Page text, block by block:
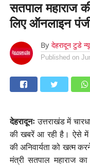
सतपाल महाराज
लिए ऑनलाइन
By देहरादून टुडे
Published on
देहरादूनःउत्तराखंड में
की खबरें आ रही है। ऐसे में
की अनिवार्यता को खत्म
मंत्री सतपाल महाराज